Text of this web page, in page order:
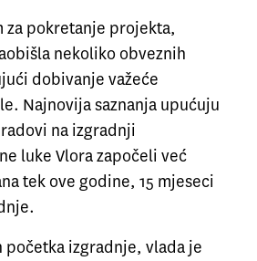
za pokretanje projekta,
nekoliko obveznih
dobivanje važeće
Najnovija saznanja upućuju
na izgradnji
luke Vlora započeli već
tek ove godine, 15 mjeseci
početka izgradnje, vlada je